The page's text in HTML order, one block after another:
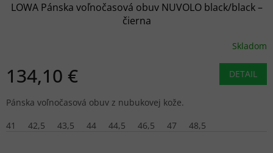
LOWA Pánska voľnočasová obuv NUVOLO black/black –
čierna
Skladom
134,10 € DETAIL
Pánska voľnočasová obuv z nubukovej kože.
41
42,5 43,5 44 44,5 46,5 47 48,5